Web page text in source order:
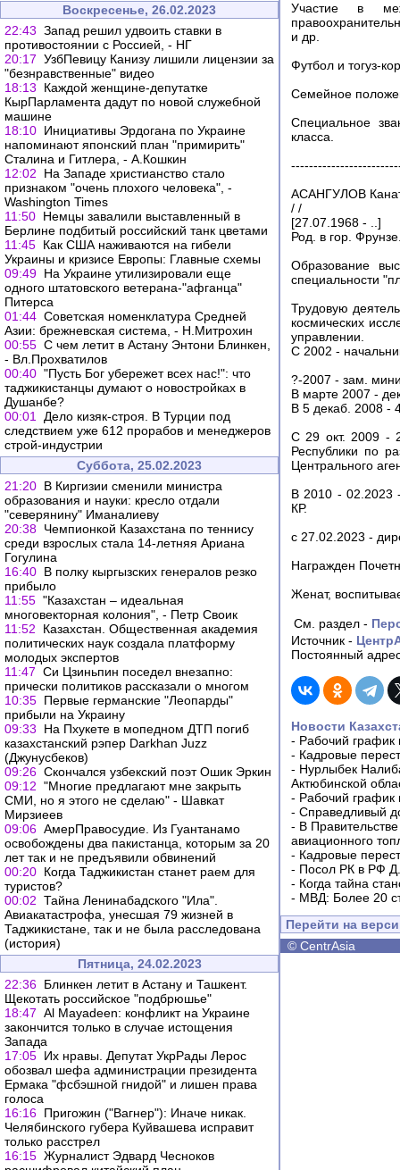
Воскресенье, 26.02.2023
22:43 Запад решил удвоить ставки в
противостоянии с Россией, - НГ
20:17 УзбПевицу Канизу лишили лицензии за
"безнравственные" видео
18:13
Каждой женщине-депутатке
КырПарламента дадут по новой служебной
машине
18:10 Инициативы Эрдогана по Украине
напоминают японский план "примирить"
Сталина и Гитлера, - А.Кошкин
12:02
На Западе христианство стало
признаком "очень плохого человека", -
Washington Times
11:50 Немцы завалили выставленный в
Берлине подбитый российский танк цветами
11:45 Как США наживаются на гибели
Украины и кризисе Европы: Главные схемы
09:49 На Украине утилизировали еще
одного штатовского ветерана-"афганца"
Питерса
01:44 Советская номенклатура Средней
Азии: брежневская система, - Н.Митрохин
00:55 С чем летит в Астану Энтони Блинкен,
- Вл.Прохватилов
00:40 "Пусть Бог убережет всех нас!": что
таджикистанцы думают о новостройках в
Душанбе?
00:01
Дело кизяк-строя. В Турции под
следствием уже 612 прорабов и менеджеров
строй-индустрии
Суббота, 25.02.2023
21:20 В Киргизии сменили министра
образования и науки: кресло отдали
"северянину" Иманалиеву
20:38 Чемпионкой Казахстана по теннису
среди взрослых стала 14-летняя Ариана
Гогулина
16:40 В полку кыргызских генералов резко
прибыло
11:55 "Казахстан – идеальная
многовекторная колония", - Петр Своик
11:52
Казахстан. Общественная академия
политических наук создала платформу
молодых экспертов
11:47 Си Цзиньпин поседел внезапно:
прически политиков рассказали о многом
10:35 Первые германские "Леопарды"
прибыли на Украину
09:33
На Пхукете в мопедном ДТП погиб
казахстанский рэпер Darkhan Juzz
(Джунусбеков)
09:26 Скончался узбекский поэт Ошик Эркин
09:12 "Многие предлагают мне закрыть
СМИ, но я этого не сделаю" - Шавкат
Мирзиеев
09:06 АмерПравосудие. Из Гуантанамо
освобождены два пакистанца, которым за 20
лет так и не предъявили обвинений
00:20 Когда Таджикистан станет раем для
туристов?
00:02 Тайна Ленинабадского "Ила".
Авиакатастрофа, унесшая 79 жизней в
Таджикистане, так и не была расследована
(история)
Пятница, 24.02.2023
22:36 Блинкен летит в Астану и Ташкент.
Щекотать российское "подбрюшье"
18:47 Al Mayadeen: конфликт на Украине
закончится только в случае истощения
Запада
17:05 Их нравы. Депутат УкрРады Лерос
обозвал шефа администрации президента
Ермака "фсбэшной гнидой" и лишен права
голоса
16:16 Пригожин ("Вагнер"): Иначе никак.
Челябинского губера Куйвашева исправит
только расстрел
16:15 Журналист Эдвард Чесноков
Участие в
и др.
Футбол и тогуз-
Семейное
Специальное
класса.
АСАНГУЛОВ
/ /
[27.07.1968 - ..]
Род. в гор.
Образование
специальности
Трудовую
космических
управлении.
С 2002 -
?-2007 - зам.
В марте 2007 -
В 5 декаб. 2008 -
С 29 окт. 2009 -
Республики по
Центрального
В 2010 - 02.2023
КР.
с 27.02.2023 -
Награжден
Женат,
См. раздел -
Источник -
Постоянный
Новости
- Рабочий график
- Кадровые
- Нурлыбек
Актюбинской
- Рабочий график
- Справедливый
- В
авиационного
- Кадровые
- Посол РК в РФ
- Когда тайна
- МВД: Более 20
Перейти на
© CentrAsia